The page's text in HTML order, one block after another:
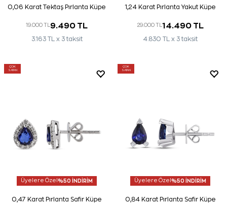
0,06 Karat Tektaş Pırlanta Küpe
19.000 TL 9.490 TL
3.163 TL x 3 taksit
1,24 Karat Pırlanta Yakut Küpe
29.000 TL 14.490 TL
4.830 TL x 3 taksit
ÇOK
SATAN
Üyelere Özel %50 İNDİRİM
0,47 Karat Pırlanta Safir Küpe
ÇOK
SATAN
Üyelere Özel %50 İNDİRİM
0,84 Karat Pırlanta Safir Küpe